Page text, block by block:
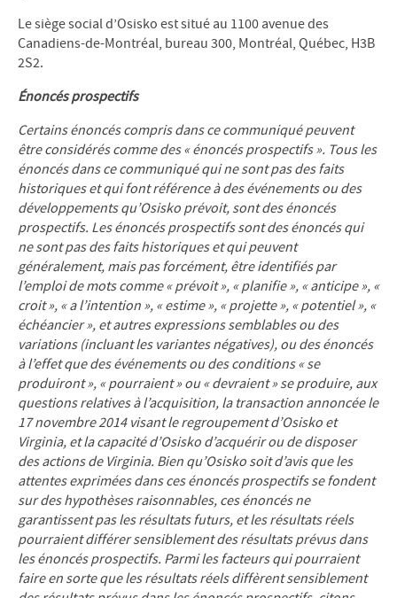
Le siège social d’Osisko est situé au 1100 avenue des
Canadiens-de-Montréal, bureau 300, Montréal, Québec, H3B
2S2.
Énoncés prospectifs
Certains énoncés compris dans ce communiqué peuvent
être considérés comme des « énoncés prospectifs ». Tous les
énoncés dans ce communiqué qui ne sont pas des faits
historiques et qui font référence à des événements ou des
développements qu’Osisko prévoit, sont des énoncés
prospectifs. Les énoncés prospectifs sont des énoncés qui
ne sont pas des faits historiques et qui peuvent
généralement, mais pas forcément, être identifiés par
l’emploi de mots comme « prévoit », « planifie », « anticipe », «
croit », « a l’intention », « estime », « projette », « potentiel », «
échéancier », et autres expressions semblables ou des
variations (incluant les variantes négatives), ou des énoncés
à l’effet que des événements ou des conditions « se
produiront », « pourraient » ou « devraient » se produire, aux
questions relatives à l’acquisition, la transaction annoncée le
17 novembre 2014 visant le regroupement d’Osisko et
Virginia, et la capacité d’Osisko d’acquérir ou de disposer
des actions de Virginia. Bien qu’Osisko soit d’avis que les
attentes exprimées dans ces énoncés prospectifs se fondent
sur des hypothèses raisonnables, ces énoncés ne
garantissent pas les résultats futurs, et les résultats réels
pourraient différer sensiblement des résultats prévus dans
les énoncés prospectifs. Parmi les facteurs qui pourraient
faire en sorte que les résultats réels diffèrent sensiblement